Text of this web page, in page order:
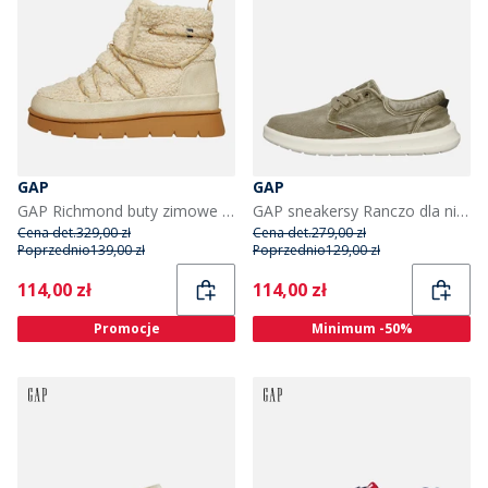
GAP
GAP Richmond buty zimowe dla niej kolor piaskowy
Cena det.329,00 zł
Poprzednio139,00 zł
Current
114,00 zł
Promocje
GAP
GAP sneakersy Ranczo dla niego kolor Olive
Cena det.279,00 zł
Poprzednio129,00 zł
Current
114,00 zł
Minimum -50%